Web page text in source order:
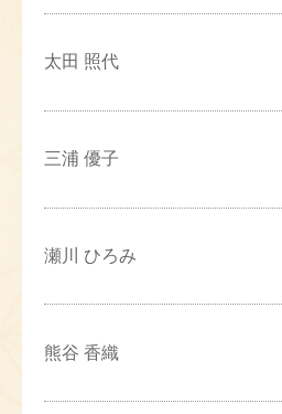
太田 照代
三浦 優子
瀬川 ひろみ
熊谷 香織